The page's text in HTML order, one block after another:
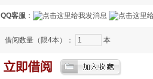
QQ客服 ：
借阅数量（限4本）： 本